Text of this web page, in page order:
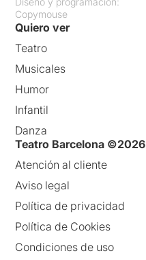
Copymouse
Quiero ver
Teatro
Musicales
Humor
Infantil
Danza
Teatro Barcelona ©2026
Atención al cliente
Aviso legal
Política de privacidad
Política de Cookies
Condiciones de uso